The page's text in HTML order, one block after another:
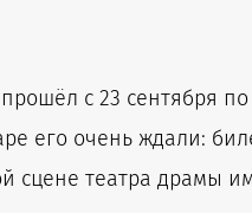
с 23 сентября
его очень ждали:
сцене театра драмы